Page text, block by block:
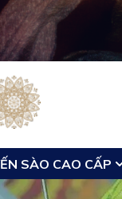
SÀO CAO CẤP